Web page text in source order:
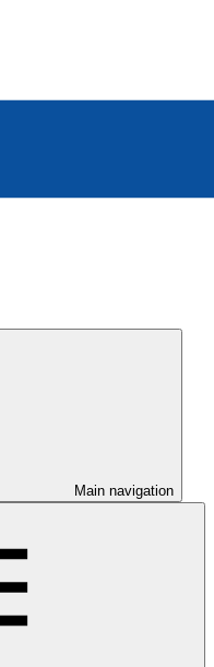
Main navigation